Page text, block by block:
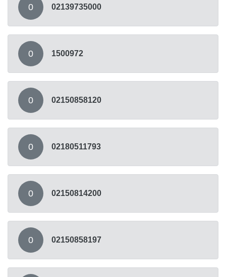
0 02139735000
0 1500972
0 02150858120
0 02180511793
0 02150814200
0 02150858197